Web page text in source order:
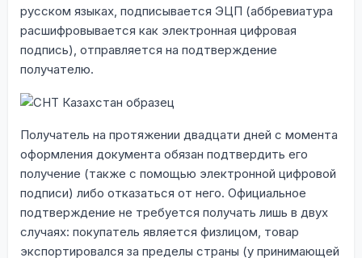
русском языках, подписывается ЭЦП (аббревиатура
расшифровывается как электронная цифровая
подпись), отправляется на подтверждение
получателю.
Получатель на протяжении двадцати дней с момента
оформления документа обязан подтвердить его
получение (также с помощью электронной цифровой
подписи) либо отказаться от него. Официальное
подтверждение не требуется получать лишь в двух
случаях: покупатель является физлицом, товар
экспортировался за пределы страны (у принимающей